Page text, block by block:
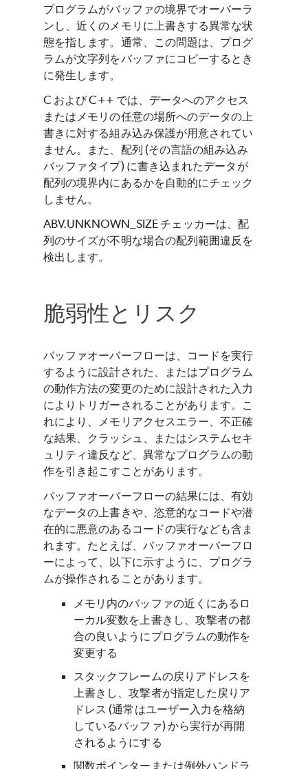
プログラムがバッファの境界でオーバーラ
ンし、近くのメモリに上書きする異常な状
態を指します。通常、この問題は、プログ
ラムが文字列をバッファにコピーするとき
に発生します。
C および C++ では、データへのアクセス
またはメモリの任意の場所へのデータの上
書きに対する組み込み保護が用意されてい
ません。また、配列 (その言語の組み込み
バッファタイプ) に書き込まれたデータが
配列の境界内にあるかを自動的にチェック
しません。
ABV.UNKNOWN_SIZE チェッカーは、配
列のサイズが不明な場合の配列範囲違反を
検出します。
脆弱性とリスク
バッファオーバーフローは、コードを実行
するように設計された、またはプログラム
の動作方法の変更のために設計された入力
によりトリガーされることがあります。こ
れにより、メモリアクセスエラー、不正確
な結果、クラッシュ、またはシステムセキ
ュリティ違反など、異常なプログラムの動
作を引き起こすことがあります。
バッファオーバーフローの結果には、有効
なデータの上書きや、恣意的なコードや潜
在的に悪意のあるコードの実行なども含ま
れます。たとえば、バッファオーバーフロ
ーによって、以下に示すように、プログラ
ムが操作されることがあります。
メモリ内のバッファの近くにあるロ
ーカル変数を上書きし、攻撃者の都
合の良いようにプログラムの動作を
変更する
スタックフレームの戻りアドレスを
上書きし、攻撃者が指定した戻りア
ドレス (通常はユーザー入力を格納
しているバッファ) から実行が再開
されるようにする
関数ポインターまたは例外ハンドラ